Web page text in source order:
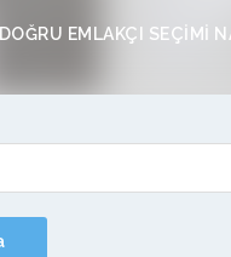
DOĞRU EMLAKÇI SEÇİMİ